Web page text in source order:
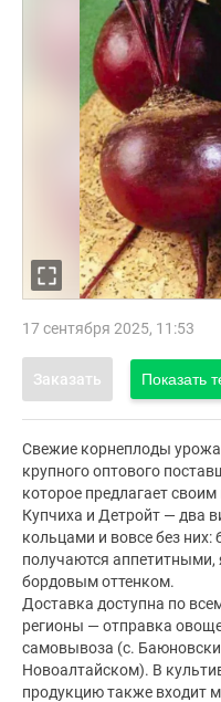
17 сентября 2025, 11:53
Заказать Показать
Свежие корнеплоды
крупного оптового
которое предлагает
Купчиха и Детройт — два
кольцами и вовсе без
получаются
бордовым оттенком.
Доставка доступна по
регионы — отправка
самовывоза (с.
Новоалтайском). В
продукцию также входит